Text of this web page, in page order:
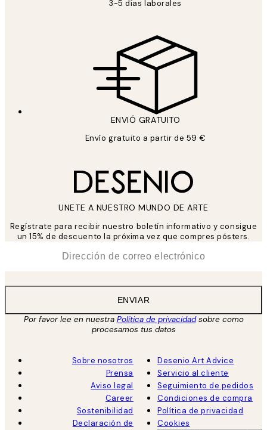
3-5 días laborales
ENVIÓ GRATUITO
Envío gratuito a partir de 59 €
UNETE A NUESTRO MUNDO DE ARTE
Regístrate para recibir nuestro boletín informativo y consigue
un 15% de descuento la próxima vez que compres pósters.
ENVIAR
Por favor lee en nuestra Política de privacidadsobre como
procesamos tus datos
Sobre nosotros
Prensa
Aviso legal
Career
Sostenibilidad
Declaración de
Desenio Art Advice
Servicio al cliente
Seguimiento de pedidos
Condiciones de compra
Política de privacidad
Cookies